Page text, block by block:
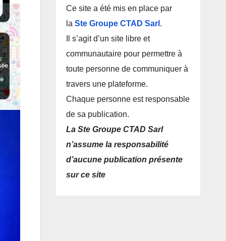
Ce site a été mis en place par
la Ste Groupe CTAD Sarl .
Il s’agit d’un site libre et
communautaire pour permettre à
toute personne de communiquer à
travers une plateforme.
Chaque personne est responsable
de sa publication.
La Ste Groupe CTAD Sarl
n’assume la responsabilité
d’aucune publication présente
sur ce site